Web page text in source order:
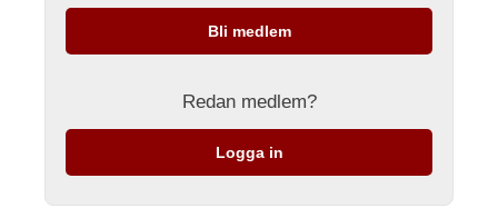
Bli medlem
Redan medlem?
Logga in